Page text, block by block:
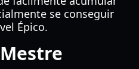
se conseguir
Épico.